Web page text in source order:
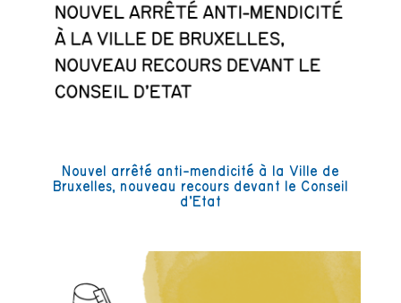
Nouvel arrêté anti-mendicité à la Ville de
Bruxelles, nouveau recours devant le Conseil
d’Etat